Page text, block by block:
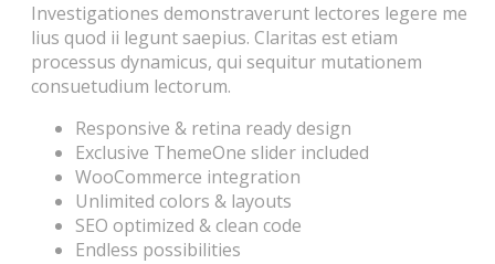
Investigationes demonstraverunt lectores legere me
lius quod ii legunt saepius. Claritas est etiam
processus dynamicus, qui sequitur mutationem
consuetudium lectorum.
Responsive & retina ready design
Exclusive ThemeOne slider included
WooCommerce integration
Unlimited colors & layouts
SEO optimized & clean code
Endless possibilities